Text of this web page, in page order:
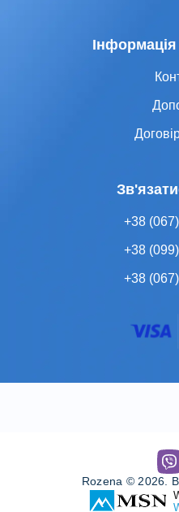
+38
+38
+38
Rozena © 2026.